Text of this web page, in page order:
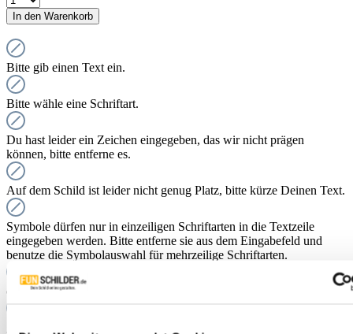
In den Warenkorb
Bitte gib einen Text ein.
Bitte wähle eine Schriftart.
Du hast leider ein Zeichen eingegeben, das wir nicht prägen
können, bitte entferne es.
Auf dem Schild ist leider nicht genug Platz, bitte kürze Deinen Text.
Symbole dürfen nur in einzeiligen Schriftarten in die Textzeile
eingegeben werden. Bitte entferne sie aus dem Eingabefeld und
benutze die Symbolauswahl für mehrzeilige Schriftarten.
concretePreRenderChecks nicht implementiert